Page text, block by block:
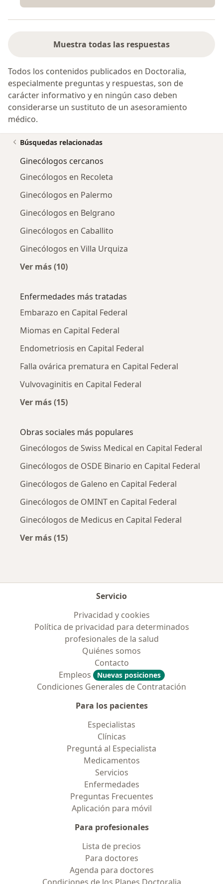
Muestra todas las respuestas
Todos los contenidos publicados en Doctoralia,
especialmente preguntas y respuestas, son de
carácter informativo y en ningún caso deben
considerarse un sustituto de un asesoramiento
médico.
Búsquedas relacionadas
Ginecólogos cercanos
Ginecólogos en Recoleta
Ginecólogos en Palermo
Ginecólogos en Belgrano
Ginecólogos en Caballito
Ginecólogos en Villa Urquiza
Ver más (10)
Enfermedades más tratadas
Embarazo en Capital Federal
Miomas en Capital Federal
Endometriosis en Capital Federal
Falla ovárica prematura en Capital Federal
Vulvovaginitis en Capital Federal
Ver más (15)
Obras sociales más populares
Ginecólogos de Swiss Medical en Capital Federal
Ginecólogos de OSDE Binario en Capital Federal
Ginecólogos de Galeno en Capital Federal
Ginecólogos de OMINT en Capital Federal
Ginecólogos de Medicus en Capital Federal
Ver más (15)
Servicio
Privacidad y cookies
Política de privacidad para determinados
profesionales de la salud
Quiénes somos
Contacto
Empleos
Nuevas posiciones
Condiciones Generales de Contratación
Para los pacientes
Especialistas
Clínicas
Preguntá al Especialista
Medicamentos
Servicios
Enfermedades
Preguntas Frecuentes
Aplicación para móvil
Para profesionales
Lista de precios
Para doctores
Agenda para doctores